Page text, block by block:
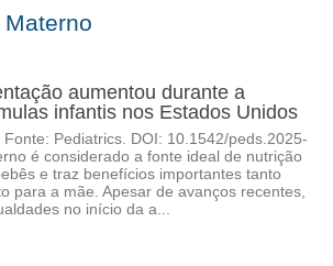
aumentou durante a
infantis nos Estados Unidos
Pediatrics. DOI: 10.1542/peds.2025-
é considerado a fonte ideal de nutrição
e traz benefícios importantes tanto
para a mãe. Apesar de avanços recentes,
no início da a...